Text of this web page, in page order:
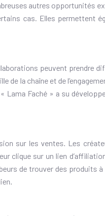
autres opportunités
cas. Elles permettent
peuvent prendre
la chaîne et de
Faché » a su
sur les ventes. Les
clique sur un lien
de trouver des produits